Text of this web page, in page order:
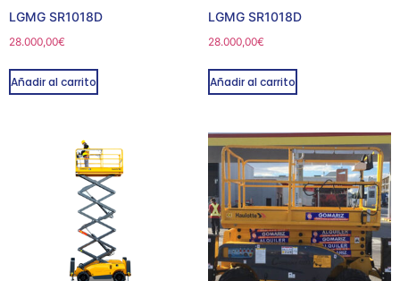
LGMG SR1018D
28.000,00€
Añadir al carrito
LGMG SR1018D
28.000,00€
Añadir al carrito